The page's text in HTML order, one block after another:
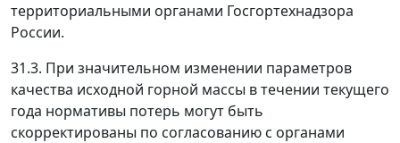
территориальными органами Госгортехнадзора
России.
31.3. При значительном изменении параметров
качества исходной горной массы в течении текущего
года нормативы потерь могут быть
скорректированы по согласованию с органами